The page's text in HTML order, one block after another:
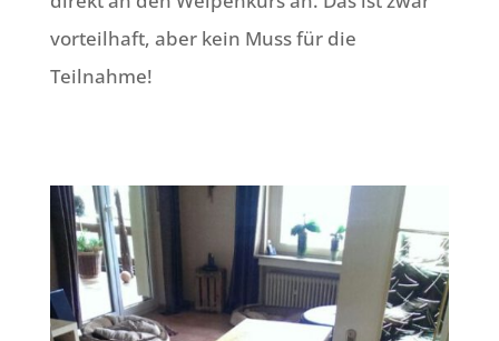
vorteilhaft, aber kein Muss für die
Teilnahme!